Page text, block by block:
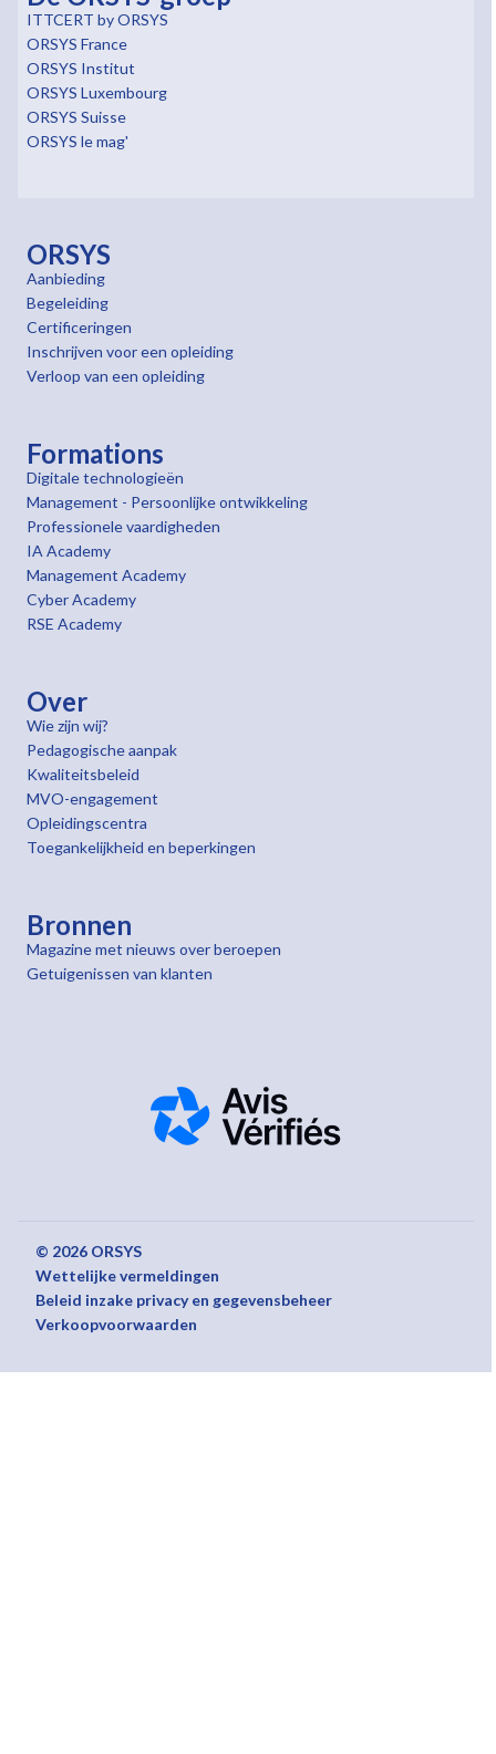
ITTCERT by ORSYS
ORSYS France
ORSYS Institut
ORSYS Luxembourg
ORSYS Suisse
ORSYS le mag'
ORSYS
Aanbieding
Begeleiding
Certificeringen
Inschrijven voor een opleiding
Verloop van een opleiding
Formations
Digitale technologieën
Management - Persoonlijke ontwikkeling
Professionele vaardigheden
IA Academy
Management Academy
Cyber Academy
RSE Academy
Over
Wie zijn wij?
Pedagogische aanpak
Kwaliteitsbeleid
MVO-engagement
Opleidingscentra
Toegankelijkheid en beperkingen
Bronnen
Magazine met nieuws over beroepen
Getuigenissen van klanten
© 2026 ORSYS
Wettelijke vermeldingen
Beleid inzake privacy en gegevensbeheer
Verkoopvoorwaarden